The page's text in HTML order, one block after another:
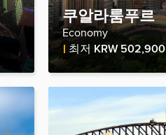
쿠알라룸푸르
Economy
Fare Price
최저 KRW 502,900